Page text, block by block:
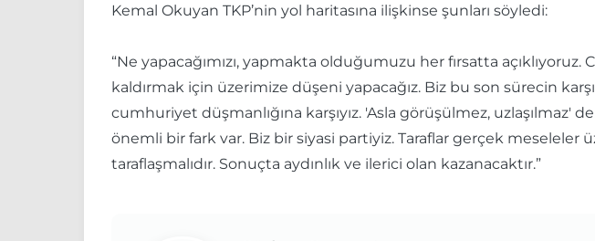
Kemal Okuyan TKP’nin yol haritasına ilişkinse şunları söyledi:
“Ne yapacağımızı, yapmakta olduğumuzu her fırsatta
kaldırmak için üzerimize düşeni yapacağız. Biz bu son sürecin
cumhuriyet düşmanlığına karşıyız. 'Asla görüşülmez, uzlaşılmaz'
önemli bir fark var. Biz bir siyasi partiyiz. Taraflar gerçek
taraflaşmalıdır. Sonuçta aydınlık ve ilerici olan kazanacaktır.”